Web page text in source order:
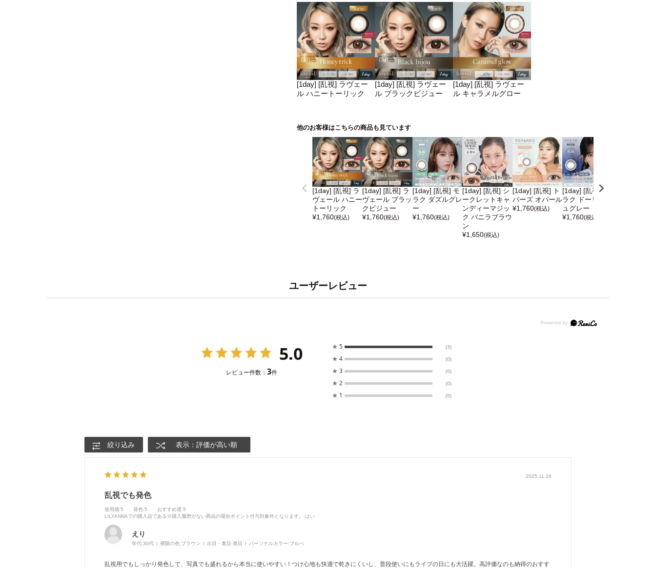
[1day] [乱視] ラヴェー
ル ハニートーリック
[1day] [乱視] ラヴェー
ル ブラックビジュー
[1day] [乱視] ラヴェー
ル キャラメルグロー
他のお客様はこちらの商品も見ています
[1day] [乱視] ラ
ヴェール ハニー
トーリック
¥1,760(税込)
[1day] [乱視] ラ
ヴェール ブラッ
クビジュー
¥1,760(税込)
[1day] [乱視] モ
ラク ダズルグレ
ー
¥1,760(税込)
[1day] [乱視] シ
ークレットキャ
ンディーマジッ
ク バニラブラウ
ン
¥1,650(税込)
[1day] [乱視] ト
パーズ オパール
¥1,760(税込)
[1day] [乱視] モ
ラク ドーリッシ
ュグレー
¥1,760(税込)
ユーザーレビュー
5.0
レビュー件数： 3件
★ 5 (3)
★ 4 (0)
★ 3 (0)
★ 2 (0)
★ 1 (0)
絞り込み 表示：評価が高い順
2025.11.26
乱視でも発色
使用感:5 発色:5 おすすめ度:5
LILYANNAでの購入品である※購入履歴がない商品の場合ポイント付与対象外となります。 :はい
えり
年代:30代 裸眼の色:ブラウン 出目・奥目:奥目 パーソナルカラー:ブルべ
乱視用でもしっかり発色して、写真でも盛れるから本当に使いやすい！つけ心地も快適で乾きにくいし、普段使いにもライブの日にも大活躍。高評価なのも納得のおすす